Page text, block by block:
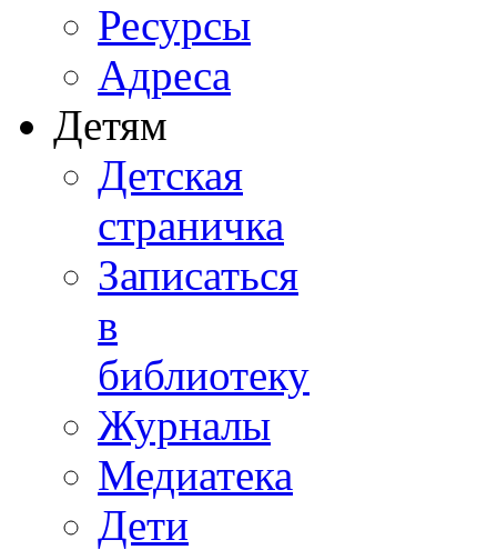
Ресурсы
Адреса
Детям
Детская
страничка
Записаться
в
библиотеку
Журналы
Медиатека
Дети